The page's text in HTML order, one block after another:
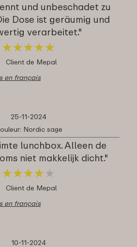
und unbeschadet zu
Dose ist geräumig und
verarbeitet."
★★★★★
★★★★★
Client de Mepal
en français
25-11-2024
Nordic sage
lunchbox. Alleen de
niet makkelijk dicht."
★★★★ ★
★★★★ ★
Client de Mepal
en français
10-11-2024